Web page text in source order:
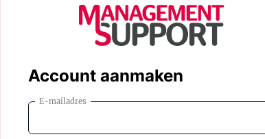
Account aanmaken
E-mailadres